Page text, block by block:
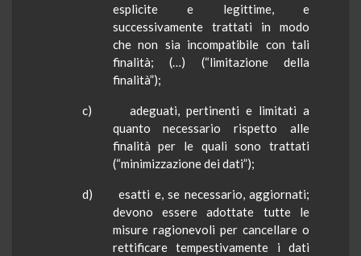
esplicite e legittime, e
successivamente trattati in modo
che non sia incompatibile con tali
finalità; (…) (“limitazione della
finalità”);
c) adeguati, pertinenti e limitati a
quanto necessario rispetto alle
finalità per le quali sono trattati
(“minimizzazione dei dati”);
d) esatti e, se necessario, aggiornati;
devono essere adottate tutte le
misure ragionevoli per cancellare o
rettificare tempestivamente i dati